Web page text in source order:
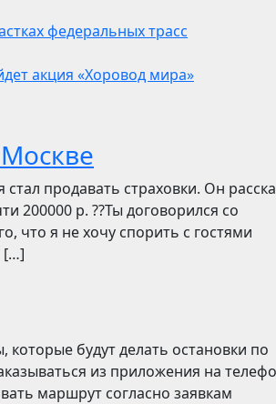
федеральных трасс
акция «Хоровод мира»
продавать страховки. Он
200000 р. ??Ты договорился со
что я не хочу спорить с гостями
[…]
которые будут делать остановки по
из приложения на
маршрут согласно заявкам